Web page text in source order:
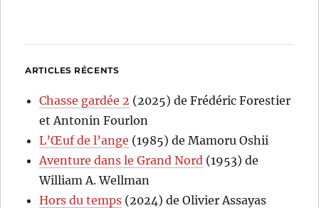
ARTICLES RÉCENTS
Chasse gardée 2 (2025) de Frédéric Forestier
et Antonin Fourlon
L’Œuf de l’ange (1985) de Mamoru Oshii
Aventure dans le Grand Nord (1953) de
William A. Wellman
Hors du temps (2024) de Olivier Assayas